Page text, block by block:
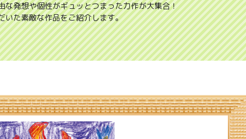
な発想や個性がギュッとつまった力作が大集合！
いた素敵な作品をご紹介します。